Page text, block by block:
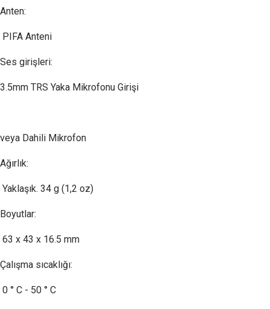
Anten:
PIFA Anteni
Ses girişleri:
3.5mm TRS Yaka Mikrofonu Girişi
veya Dahili Mikrofon
Ağırlık:
Yaklaşık. 34 g (1,2 oz)
Boyutlar:
63 x 43 x 16.5 mm
Çalışma sıcaklığı:
0 ° C - 50 ° C